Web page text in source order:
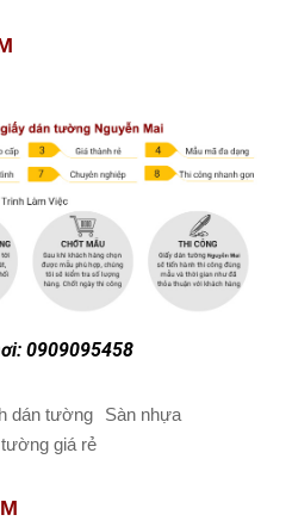
0909095458
dán tường
Sàn nhựa
giá rẻ